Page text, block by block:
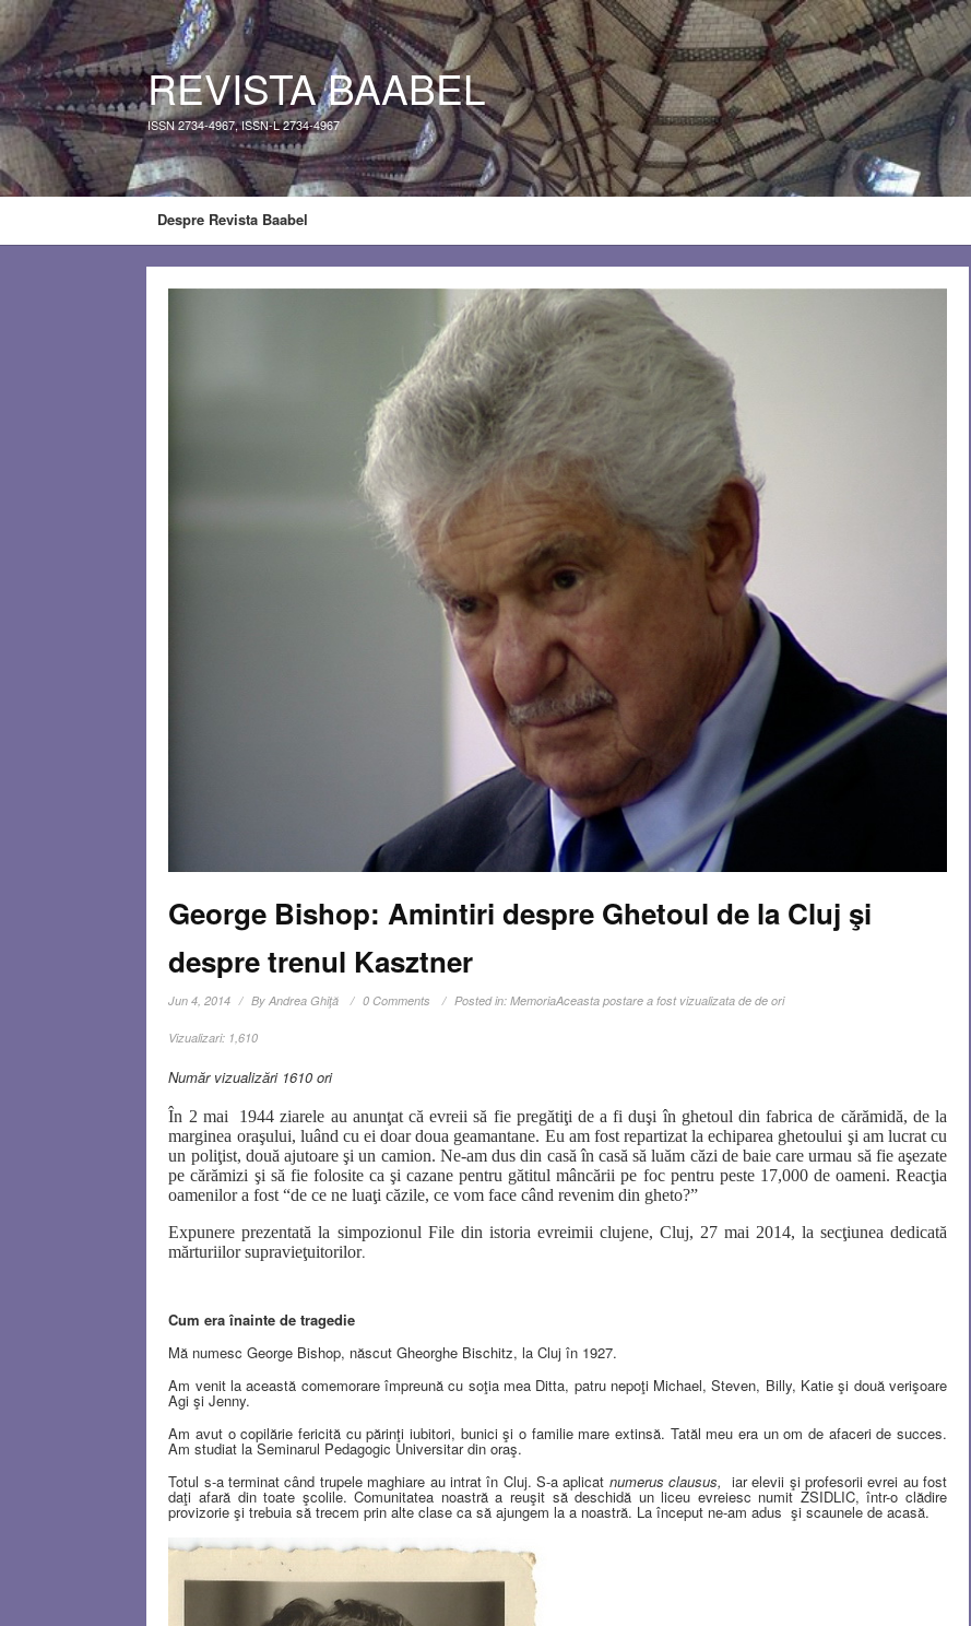
REVISTA BAABEL
ISSN 2734-4967, ISSN-L 2734-4967
Despre Revista Baabel
George Bishop: Amintiri despre Ghetoul de la Cluj şi
despre trenul Kasztner
Jun 4, 2014 ByAndrea Ghiţă 0 Comments Posted in:MemoriaAceasta postare a fost vizualizata de de ori
Vizualizari: 1,610
Număr vizualizări 1610 ori
În 2 mai1944 ziarele au anunţat că evreii să fie pregătiţi de a fi duşi în ghetoul din fabrica de cărămidă, de la
marginea oraşului, luând cu ei doar doua geamantane. Eu am fost repartizat la echiparea ghetoului şi am lucrat cu
un poliţist, două ajutoare şi un camion. Ne-am dus din casă în casă să luăm căzi de baie care urmau să fie aşezate
pe cărămizi şi să fie folosite ca şi cazane pentru gătitul mâncării pe foc pentru peste 17,000 de oameni. Reacţia
oamenilor a fost “de ce ne luaţi căzile, ce vom face când revenim din gheto?”
Expunere prezentată la simpozionul File din istoria evreimii clujene, Cluj, 27 mai 2014, la secţiunea dedicată
mărturiilor supravieţuitorilor.
Cum era înainte de tragedie
Mă numesc George Bishop, născut Gheorghe Bischitz, la Cluj în 1927.
Am venit la această comemorare împreună cu soţia mea Ditta, patru nepoţi Michael, Steven, Billy, Katie şi două verişoare
Agi şi Jenny.
Am avut o copilărie fericită cu părinţi iubitori, bunici şi o familie mare extinsă. Tatăl meu era un om de afaceri de succes.
Am studiat la Seminarul Pedagogic Universitar din oraş.
Totul s-a terminat când trupele maghiare au intrat în Cluj. S-a aplicat numerus clausus, iar elevii şi profesorii evrei au fost
daţi afară din toate şcolile. Comunitatea noastră a reuşit să deschidă un liceu evreiesc numit ZSIDLIC, într-o clădire
provizorie şi trebuia să trecem prin alte clase ca să ajungem la a noastră. La început ne-am adus şi scaunele de acasă.